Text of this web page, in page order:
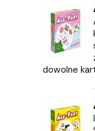
dowolne